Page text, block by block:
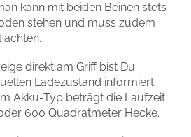
kann mit beiden Beinen stets
stehen und muss zudem
achten.
direkt am Griff bist Du
Ladezustand informiert.
Akku-Typ beträgt die Laufzeit
600 Quadratmeter Hecke.